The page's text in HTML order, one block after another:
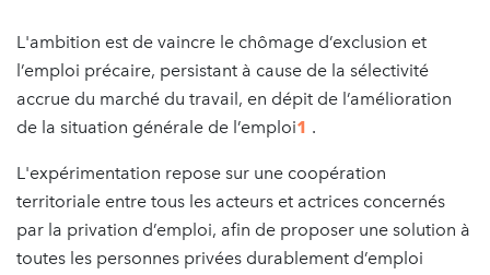
L'ambition est de vaincre le chômage d’exclusion et
l’emploi précaire, persistant à cause de la sélectivité
accrue du marché du travail, en dépit de l’amélioration
de la situation générale de l’emploi1 .
L'expérimentation repose sur une coopération
territoriale entre tous les acteurs et actrices concernés
par la privation d’emploi, afin de proposer une solution à
toutes les personnes privées durablement d’emploi